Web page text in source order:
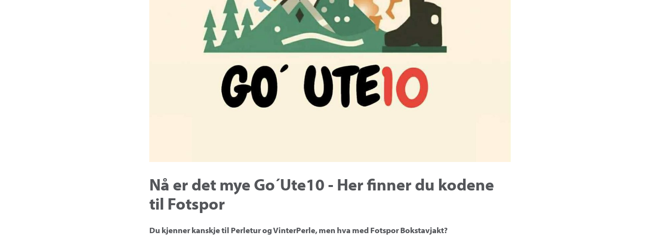
Nå er det mye Go´Ute10 - Her finner du kodene
til Fotspor
Du kjenner kanskje til Perletur og VinterPerle, men hva med Fotspor Bokstavjakt?